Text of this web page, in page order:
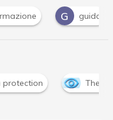
S sicurezza
The Outlook